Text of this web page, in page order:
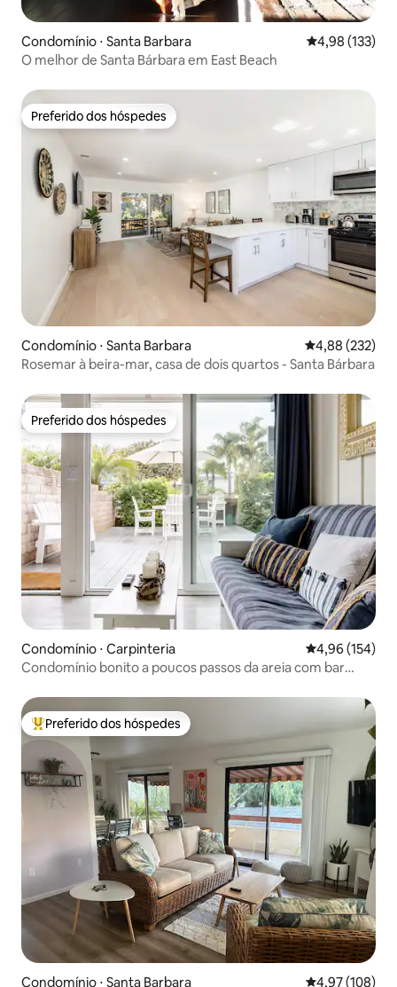
Condomínio ⋅ Santa Barbara 4,98 de uma
4,98 (133)
O melhor de Santa Bárbara em East Beach
Preferido dos hóspedes
Preferido dos hóspedes
Condomínio ⋅ Santa Barbara 4,88 de uma
4,88 (232)
Rosemar à beira-mar, casa de dois quartos - Santa Bárbara
Preferido dos hóspedes
Preferido dos hóspedes
Condomínio ⋅ Carpinteria 4,96 de uma
4,96 (154)
Condomínio bonito a poucos passos da areia com bar
Entre os melhores preferidos dos hóspedes
Preferido dos hóspedes
Condomínio ⋅ Santa Barbara 4,97 de uma
4,97 (108)